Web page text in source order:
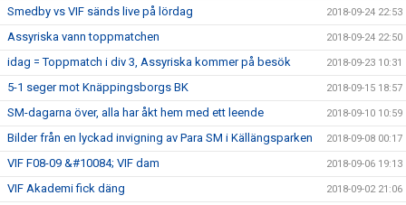
Smedby vs VIF sänds live på lördag 2018-09-24 22:53
Assyriska vann toppmatchen 2018-09-24 22:50
idag = Toppmatch i div 3, Assyriska kommer på besök 2018-09-23 10:31
5-1 seger mot Knäppingsborgs BK 2018-09-15 18:57
SM-dagarna över, alla har åkt hem med ett leende 2018-09-10 10:59
Bilder från en lyckad invigning av Para SM i Källängsparken 2018-09-08 00:17
VIF F08-09 &#10084; VIF dam 2018-09-06 19:13
VIF Akademi fick däng 2018-09-02 21:06